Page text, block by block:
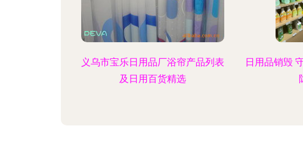
义乌市宝乐日用品厂浴帘产品列表
及日用百货精选
日用品销毁